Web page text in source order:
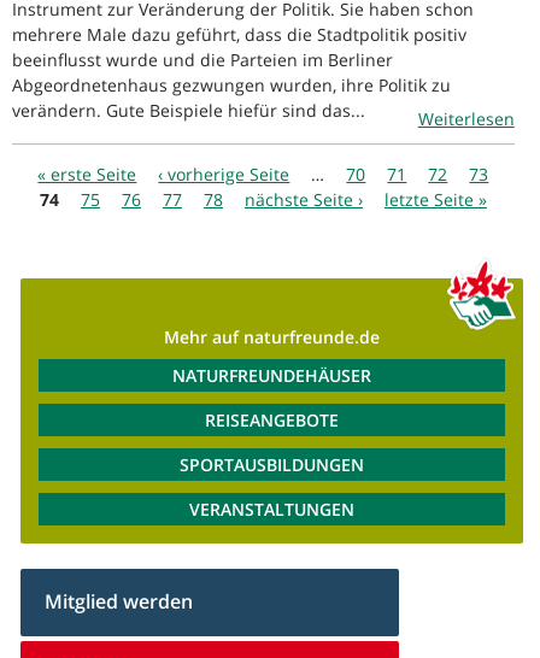
Instrument zur Veränderung der Politik. Sie haben schon
mehrere Male dazu geführt, dass die Stadtpolitik positiv
beeinflusst wurde und die Parteien im Berliner
Abgeordnetenhaus gezwungen wurden, ihre Politik zu
verändern. Gute Beispiele hiefür sind das...
Weiterlesen
Seiten
« erste Seite ‹ vorherige Seite … 70 71 72
73
74
75 76 77 78 nächste Seite › letzte Seite »
Mehr auf naturfreunde.de
NATURFREUNDEHÄUSER
REISEANGEBOTE
SPORTAUSBILDUNGEN
VERANSTALTUNGEN
Mitglied werden